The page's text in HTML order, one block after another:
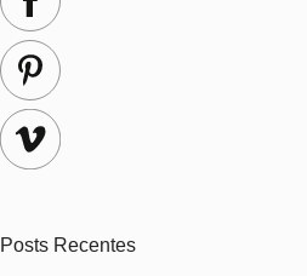
Posts Recentes